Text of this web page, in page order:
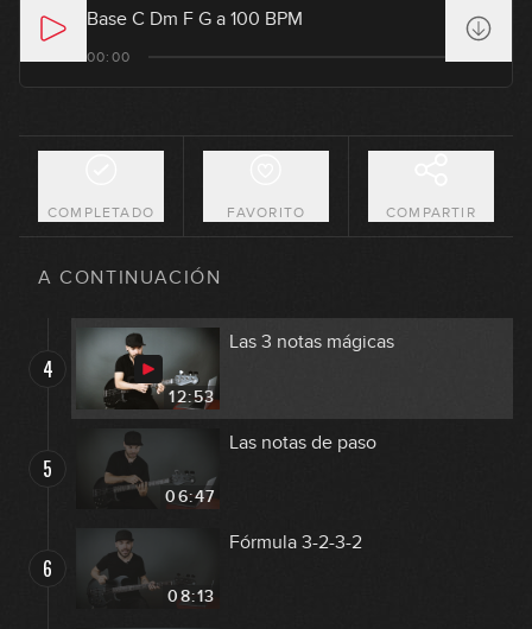
Base C Dm F G a 100 BPM
00:00
COMPLETADO FAVORITO COMPARTIR
A CONTINUACIÓN
1
09:59
Pentatónica Mayor y Pentatónica
Usos básicos de la escala
3
Usos básicos de la escala
4
12:53
Las 3 notas mágicas
5
06:47
Las notas de paso
6
08:13
Fórmula 3-2-3-2